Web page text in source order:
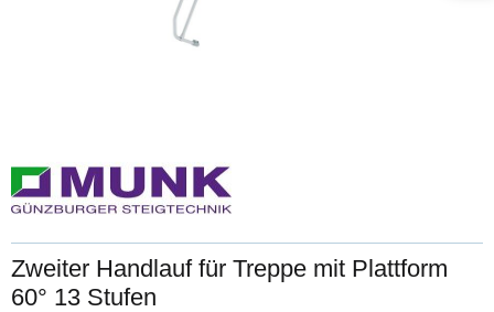
Zweiter Handlauf für Treppe mit Plattform
60° 13 Stufen